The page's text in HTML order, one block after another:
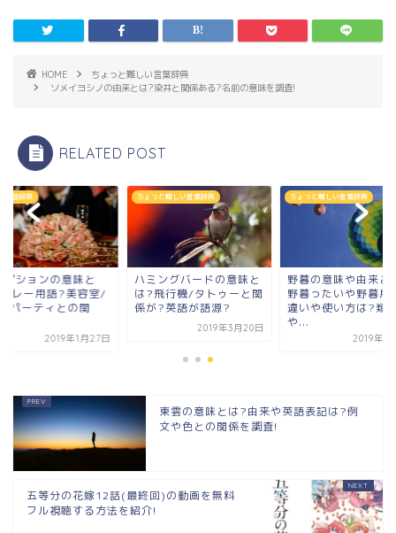
HOME
ちょっと難しい言葉辞典
ソメイヨシノの由来とは?染井と関係ある?名前の意味を調査!
RELATED POST
ナ語辞典
プションの意味と
レー用語?美容室/
/パーティとの関
2019年1月27日
ちょっと難しい言葉辞典
ハミングバードの意味と
は?飛行機/タトゥーと関
係が?英語が語源?
2019年3月20日
ちょっと難しい言葉辞典
野暮の意味や由来と
野暮ったいや野暮用
違いや使い方は?類
や...
2019年1
東雲の意味とは?由来や英語表記は?例
文や色との関係を調査!
五等分の花嫁12話(最終回)の動画を無料
フル視聴する方法を紹介!